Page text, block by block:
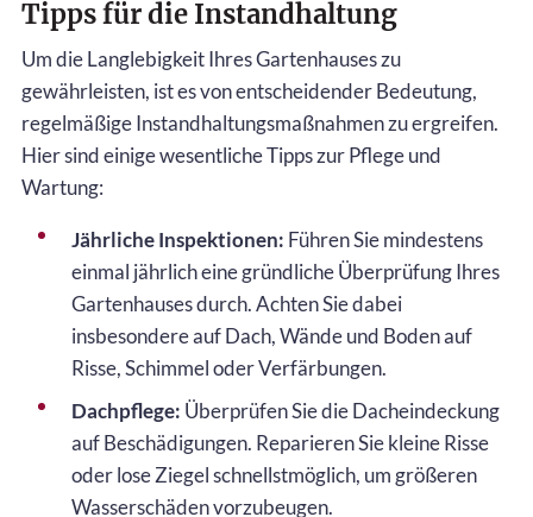
Tipps für die Instandhaltung
Um die Langlebigkeit Ihres Gartenhauses zu
gewährleisten, ist es von entscheidender Bedeutung,
regelmäßige Instandhaltungsmaßnahmen zu ergreifen.
Hier sind einige wesentliche Tipps zur Pflege und
Wartung:
Jährliche Inspektionen: Führen Sie mindestens
einmal jährlich eine gründliche Überprüfung Ihres
Gartenhauses durch. Achten Sie dabei
insbesondere auf Dach, Wände und Boden auf
Risse, Schimmel oder Verfärbungen.
Dachpflege: Überprüfen Sie die Dacheindeckung
auf Beschädigungen. Reparieren Sie kleine Risse
oder lose Ziegel schnellstmöglich, um größeren
Wasserschäden vorzubeugen.